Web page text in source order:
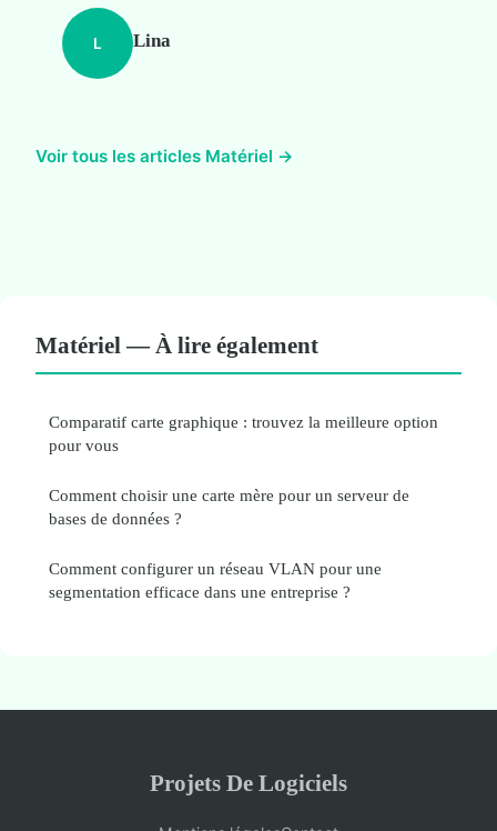
L Lina
Voir tous les articles Matériel →
Matériel — À lire également
Comparatif carte graphique : trouvez la meilleure option
pour vous
Comment choisir une carte mère pour un serveur de
bases de données ?
Comment configurer un réseau VLAN pour une
segmentation efficace dans une entreprise ?
Projets De Logiciels